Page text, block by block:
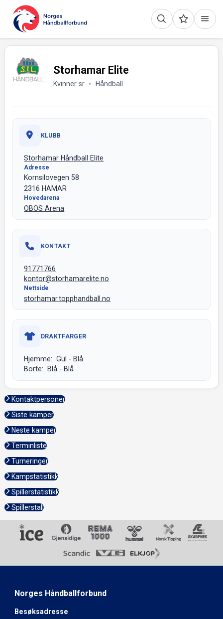
Storhamar Elite
Kvinner sr Håndball
KLUBB
Storhamar Håndball Elite
Adresse
Kornsilovegen 58
2316 HAMAR
Hovedarena
OBOS Arena
KONTAKT
91771766
kontor@storhamarelite.no
Nettside
storhamar.topphandball.no
DRAKTFARGER
Hjemme: Gul - Blå
Borte: Blå - Blå
Kontaktpersoner
Siste kamper
Neste kamper
Terminliste
Turneringer
Kampstatistikk
Spillerstatistikk
Spillerstall
Norges Håndballforbund
Besøksadresse